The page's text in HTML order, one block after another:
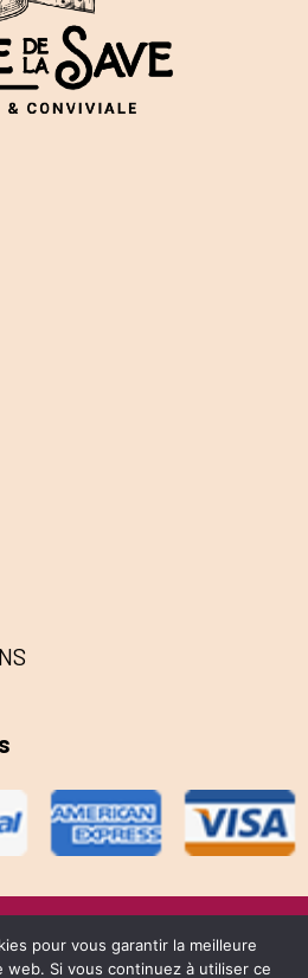
- Réalisation Sophie
pour vous garantir la meilleure
Si vous continuez à utiliser ce